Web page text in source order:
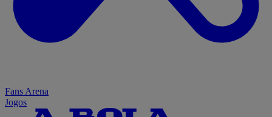
Fans Arena
Jogos